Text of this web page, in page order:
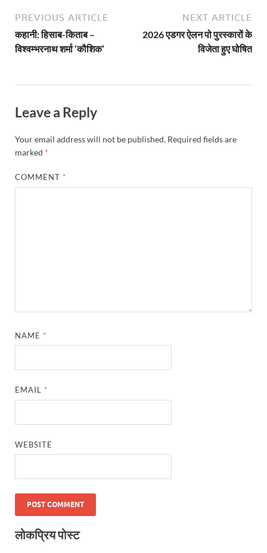
PREVIOUS ARTICLE
कहानी: हिसाब-किताब –
विश्वम्भरनाथ शर्मा ‘कौशिक’
NEXT ARTICLE
2026 एडगर ऐलन पो पुरस्कारों के
विजेता हुए घोषित
Leave a Reply
Your email address will not be published. Required fields are
marked *
COMMENT *
NAME *
EMAIL *
WEBSITE
लोकप्रिय पोस्ट